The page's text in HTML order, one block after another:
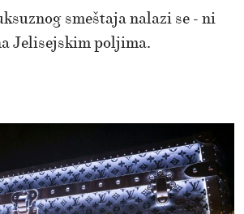
smeštaja nalazi se - ni
Jelisejskim poljima.